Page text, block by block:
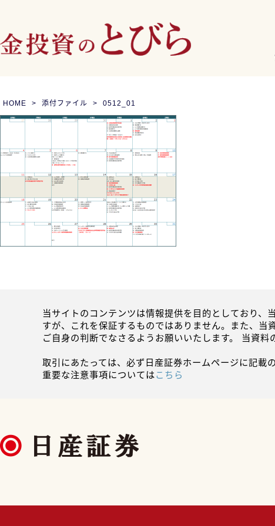
HOME 添付ファイル 0512_01
当サイトのコンテンツは情報提供を目的としており
すが、これを保証するものではありません。また、
ご自身の判断でなさるようお願いいたします。 当資
取引にあたっては、必ず日産証券ホームページに記載の
重要な注意事項についてはこちら